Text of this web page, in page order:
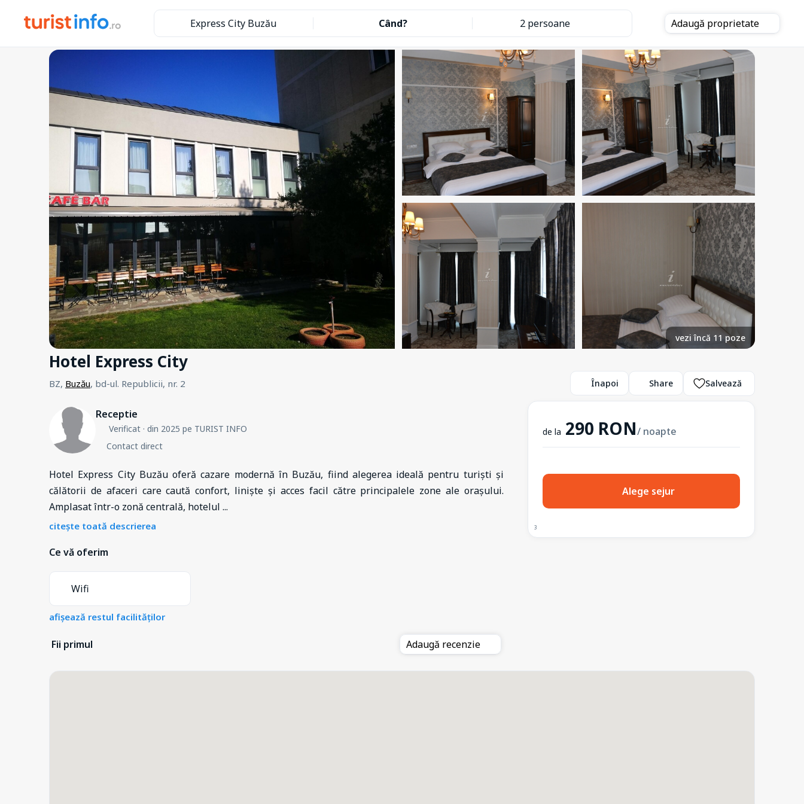
Express City Buzău Când? 2 persoane Adaugă proprietate
vezi încă 11 poze
Hotel Express City
BZ, Buzău, bd-ul. Republicii, nr. 2 Înapoi Share Salvează
Receptie
Verificat· din 2025 pe TURIST INFO
Contact direct
Hotel Express City Buzău oferă cazare modernă în Buzău, fiind alegerea ideală pentru turiști și
călătorii de afaceri care caută confort, liniște și acces facil către principalele zone ale orașului.
Amplasat într-o zonă centrală, hotelul ...
citește toată descrierea
Ce vă oferim
Wifi
afișează restul facilităților
Fii primul Adaugă recenzie
de la 290 RON/ noapte
Alege sejur
3